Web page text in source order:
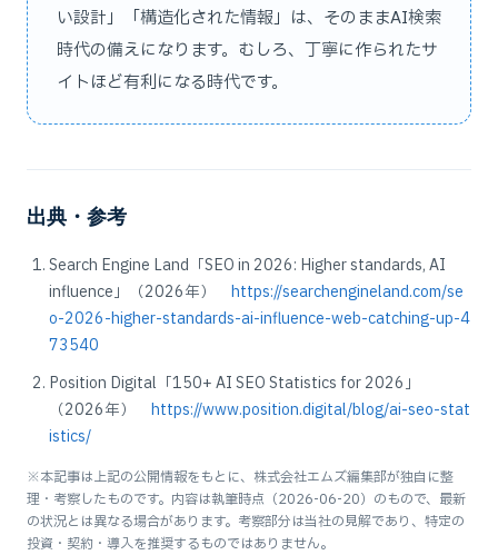
い設計」「構造化された情報」は、そのままAI検索
時代の備えになります。むしろ、丁寧に作られたサ
イトほど有利になる時代です。
出典・参考
Search Engine Land「SEO in 2026: Higher standards, AI
influence」（2026年） https://searchengineland.com/se
o-2026-higher-standards-ai-influence-web-catching-up-4
73540
Position Digital「150+ AI SEO Statistics for 2026」
（2026年） https://www.position.digital/blog/ai-seo-stat
istics/
※本記事は上記の公開情報をもとに、株式会社エムズ編集部が独自に整
理・考察したものです。内容は執筆時点（2026-06-20）のもので、最新
の状況とは異なる場合があります。考察部分は当社の見解であり、特定の
投資・契約・導入を推奨するものではありません。